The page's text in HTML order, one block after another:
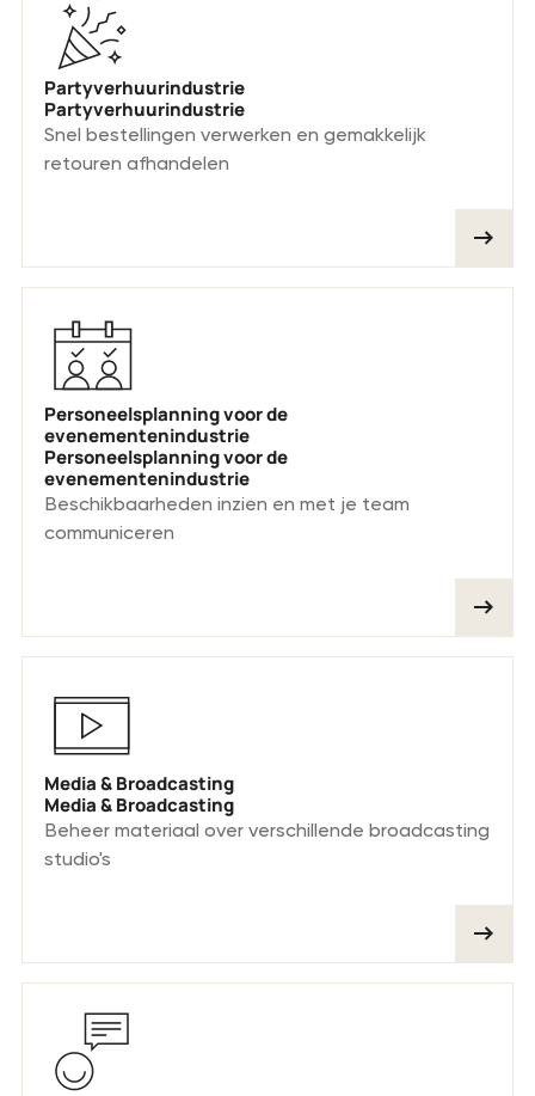
Partyverhuurindustrie
Partyverhuurindustrie
Snel bestellingen verwerken en gemakkelijk
retouren afhandelen
Personeelsplanning voor de
evenementenindustrie
Personeelsplanning voor de
evenementenindustrie
Beschikbaarheden inzien en met je team
communiceren
Media & Broadcasting
Media & Broadcasting
Beheer materiaal over verschillende broadcasting
studio's